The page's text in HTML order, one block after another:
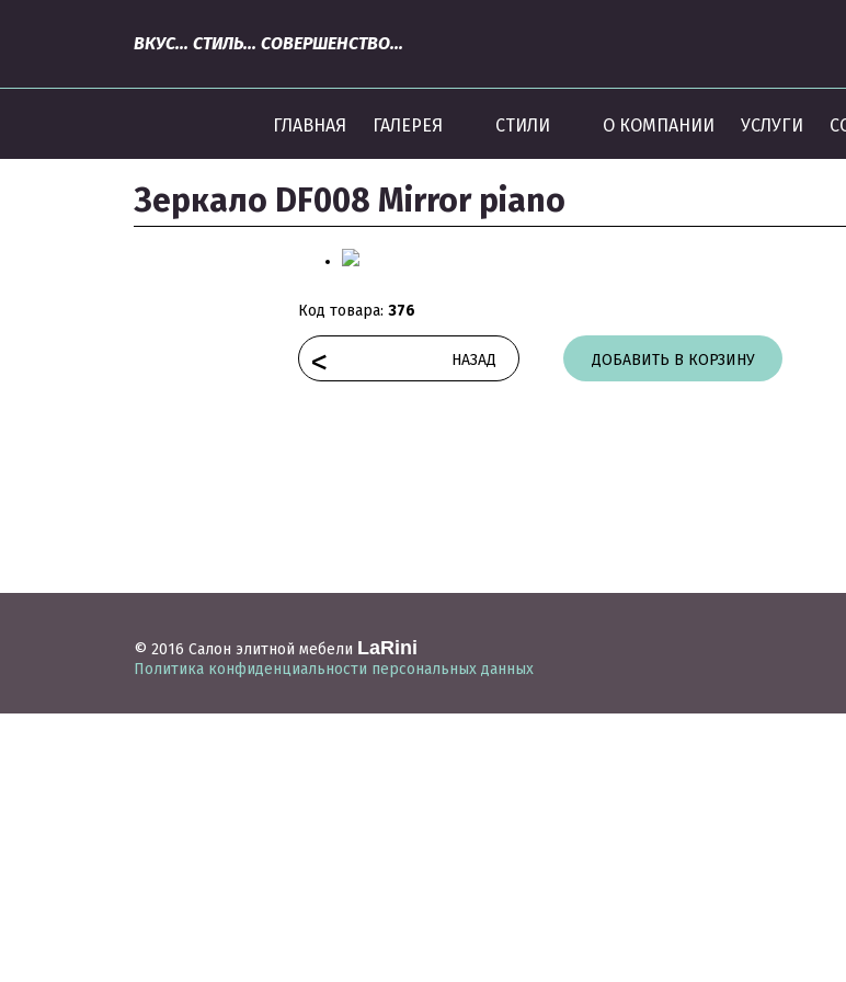
ВКУС... СТИЛЬ... СОВЕРШЕНСТВО...
ГЛАВНАЯ ГАЛЕРЕЯ СТИЛИ О КОМПАНИИ УСЛУГИ
Зеркало DF008 Mirror piano
Код товара: 376
< НАЗАД ДОБАВИТЬ В КОРЗИНУ
© 2016 Салон элитной мебели LaRini
Политика конфиденциальности персональных данных